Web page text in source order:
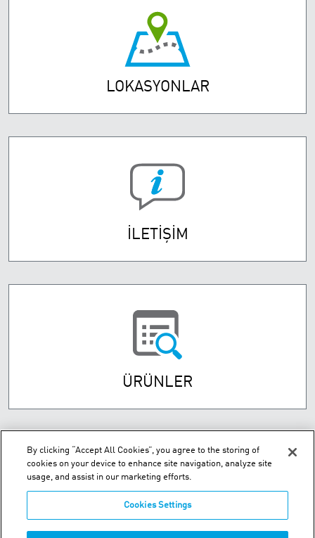
LOKASYONLAR
İLETİŞİM
ÜRÜNLER
By clicking “Accept All Cookies”, you agree to the storing of
cookies on your device to enhance site navigation, analyze site
usage, and assist in our marketing efforts.
Cookies Settings